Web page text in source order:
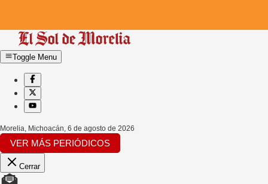
Toggle Menu
Morelia, Michoacán, 6 de agosto de 2026
VER MÁS PERIÓDICOS
Cerrar